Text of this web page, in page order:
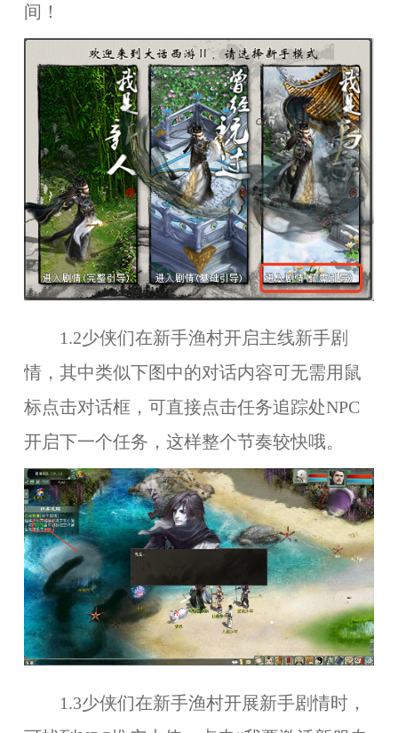
间！
1.2少侠们在新手渔村开启主线新手剧
情，其中类似下图中的对话内容可无需用鼠
标点击对话框，可直接点击任务追踪处NPC
开启下一个任务，这样整个节奏较快哦。
1.3少侠们在新手渔村开展新手剧情时，